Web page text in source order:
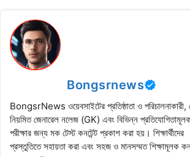
Bongsrnews
BongsrNews ওয়েবসাইটের প্রতিষ্ঠাতা ও পরিচালনাকারী,
নিয়মিত জেনারেল নলেজ (GK) এবং বিভিন্ন
পরীক্ষার জন্য মক টেস্ট কনটেন্ট প্রকাশ করা হয়। শিক্ষার্থীদের
প্রস্তুতিতে সহায়তা করা এবং সহজ ও মানসম্মত শিক্ষামূলক